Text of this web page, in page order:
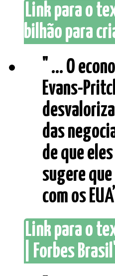
Link para o
bilhão para
" ... O
Evans-
das
de que
sugere que
com os
Link para o
| Forbes